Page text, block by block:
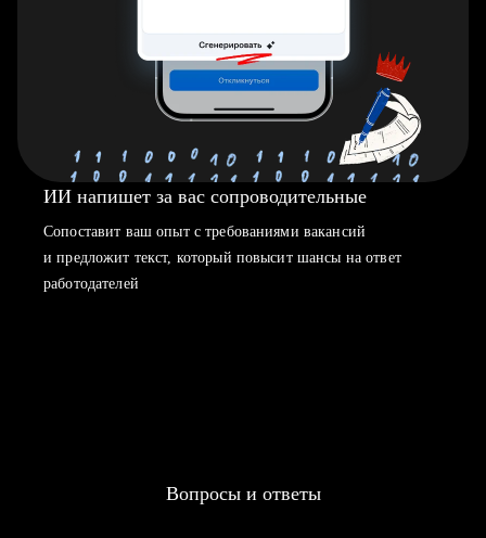
ИИ напишет за вас сопроводительные
Сопоставит ваш опыт с требованиями вакансий
и предложит текст, который повысит шансы на ответ
работодателей
Вопросы и ответы